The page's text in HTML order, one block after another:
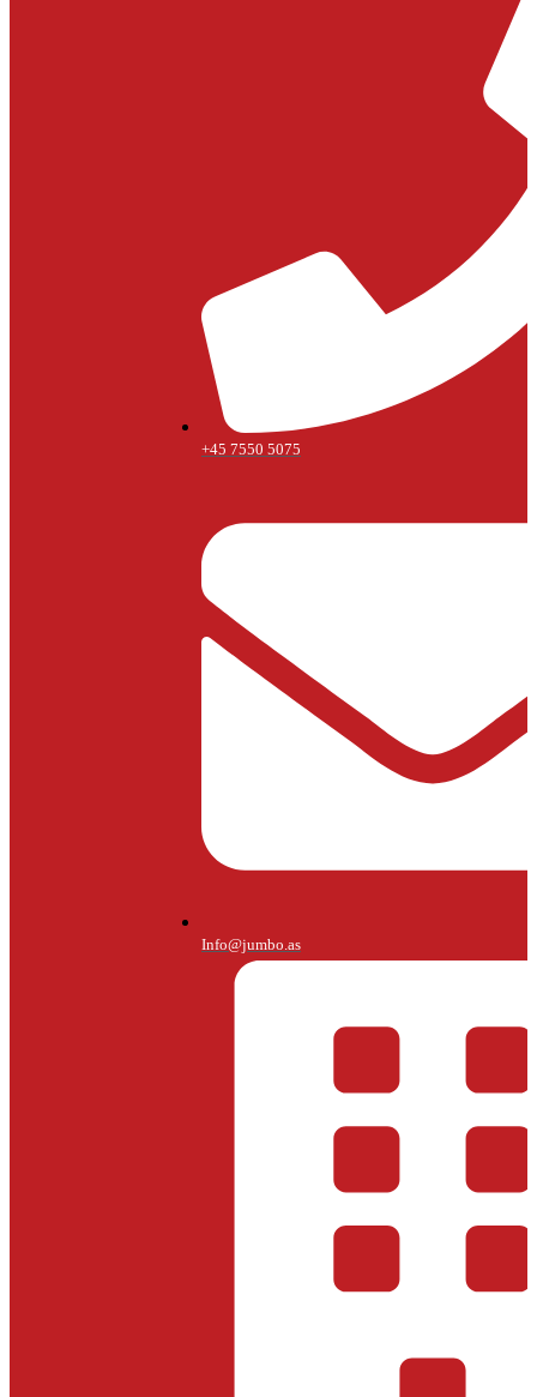
+45 7550 5075
Info@jumbo.as